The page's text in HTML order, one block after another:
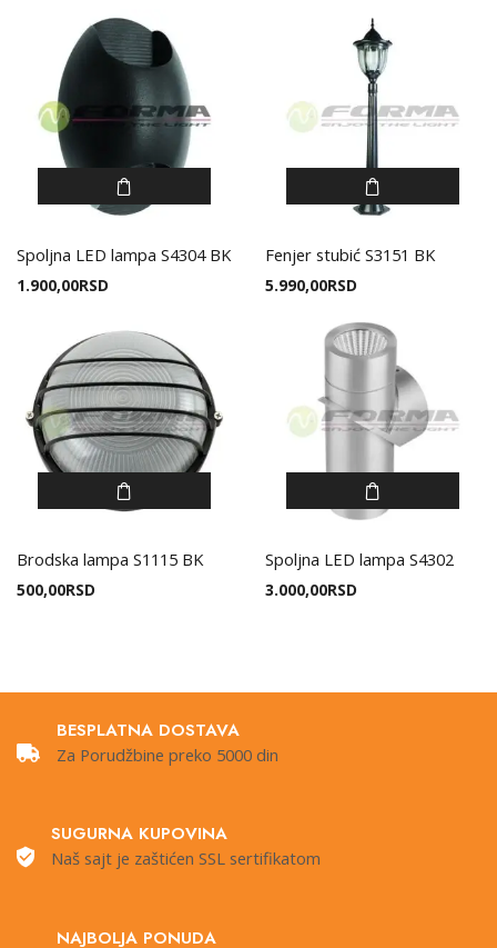
Spoljna LED lampa S4304 BK
1.900,00RSD
Fenjer stubić S3151 BK
5.990,00RSD
Brodska lampa S1115 BK
500,00RSD
Spoljna LED lampa S4302
3.000,00RSD
BESPLATNA DOSTAVA
Za Porudžbine preko 5000 din
SUGURNA KUPOVINA
Naš sajt je zaštićen SSL sertifikatom
NAJBOLJA PONUDA